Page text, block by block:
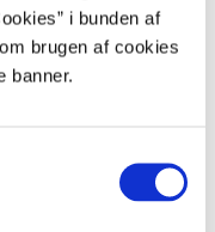
i bunden af
brugen af cookies
banner.